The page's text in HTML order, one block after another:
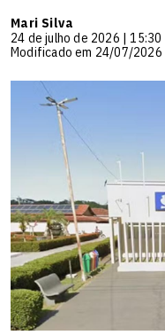
Mari Silva
24 de julho de 2026 | 15:30
Modificado em 24/07/2026